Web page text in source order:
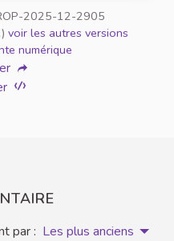
2025-12-2905
voir les autres versions
numérique
par : Les plus anciens